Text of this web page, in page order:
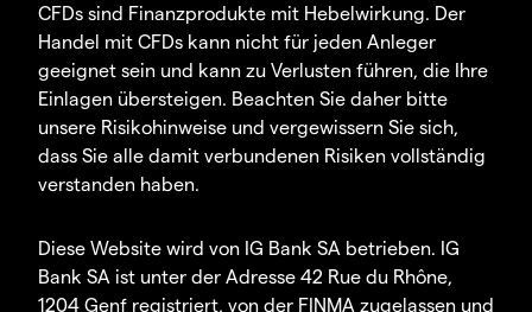
CFDs sind Finanzprodukte mit Hebelwirkung. Der
Handel mit CFDs kann nicht für jeden Anleger
geeignet sein und kann zu Verlusten führen, die Ihre
Einlagen übersteigen. Beachten Sie daher bitte
unsere Risikohinweise und vergewissern Sie sich,
dass Sie alle damit verbundenen Risiken vollständig
verstanden haben.
Diese Website wird von IG Bank SA betrieben. IG
Bank SA ist unter der Adresse 42 Rue du Rhône,
1204 Genf registriert, von der FINMA zugelassen und